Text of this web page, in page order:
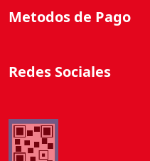
Metodos de Pago
Redes Sociales